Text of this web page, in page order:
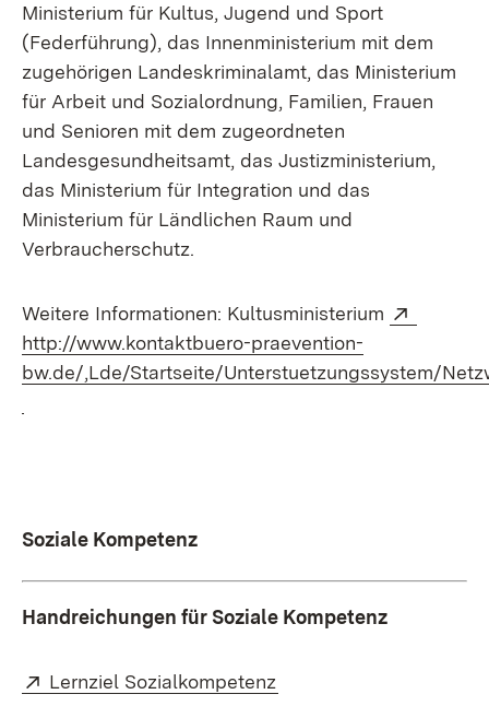
Ministerium für Kultus, Jugend und Sport
(Federführung), das Innenministerium mit dem
zugehörigen Landeskriminalamt, das Ministerium
für Arbeit und Sozialordnung, Familien, Frauen
und Senioren mit dem zugeordneten
Landesgesundheitsamt, das Justizministerium,
das Ministerium für Integration und das
Ministerium für Ländlichen Raum und
Verbraucherschutz.
Weitere Informationen: Kultusministerium
http://www.kontaktbuero-praevention-
bw.de/,Lde/Startseite/Unterstuetzungssystem/
Soziale Kompetenz
Handreichungen für Soziale Kompetenz
Extern:
Lernziel Sozialkompetenz